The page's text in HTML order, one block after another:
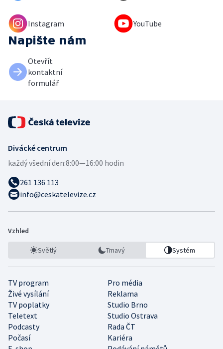
Instagram YouTube
Napište nám
Otevřít
kontaktní
formulář
Divácké centrum
každý všední den:8:00—16:00 hodin
261 136 113
info@ceskatelevize.cz
Vzhled
Světlý Tmavý Systém
TV program
Pro média
Živé vysílání
Reklama
TV poplatky
Studio Brno
Teletext
Studio Ostrava
Podcasty
Rada ČT
Počasí
Kariéra